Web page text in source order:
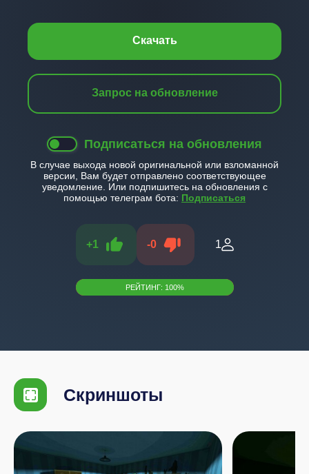
Скачать
Запрос на обновление
Подписаться на обновления
В случае выхода новой оригинальной или взломанной
версии, Вам будет отправлено соответствующее
уведомление. Или подпишитесь на обновления с
помощью телеграм бота: Подписаться
+1 -0 1
РЕЙТИНГ: 100%
Скриншоты